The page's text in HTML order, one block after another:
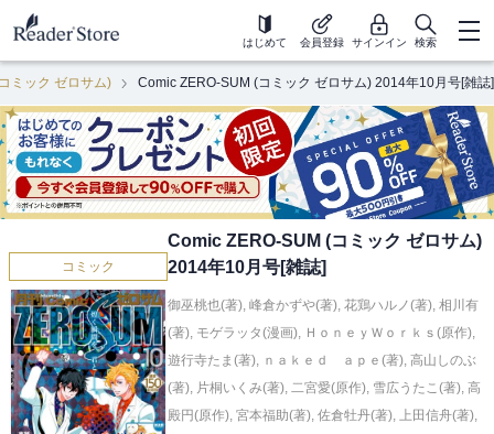
はじめて 会員登録 サインイン 検索
ミック ゼロサム) Comic ZERO-SUM (コミック ゼロサム) 2014年10月号[雑誌]
コミック
Comic ZERO-SUM (コミック ゼロサム)
2014年10月号[雑誌]
御巫桃也(著), 峰倉かずや(著), 花鶏ハルノ(著), 相川有
(著), モゲラッタ(漫画), ＨｏｎｅｙＷｏｒｋｓ(原作),
遊行寺たま(著), ｎａｋｅｄ ａｐｅ(著), 高山しのぶ
(著), 片桐いくみ(著), 二宮愛(原作), 雪広うたこ(著), 高
殿円(原作), 宮本福助(著), 佐倉牡丹(著), 上田信舟(著),